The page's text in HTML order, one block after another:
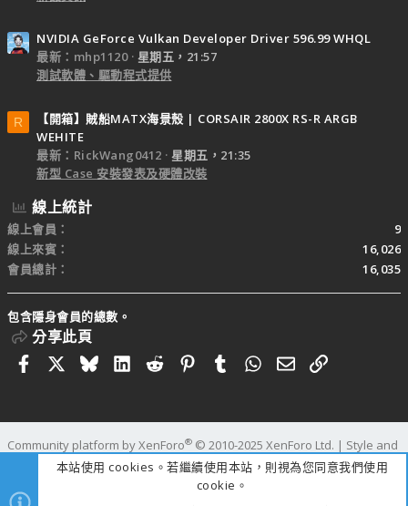
NVIDIA GeForce Vulkan Developer Driver 596.99 WHQL
最新：mhp1120
星期五，21:57
測試軟體、驅動程式提供
R
【開箱】賊船MATX海景殼 | CORSAIR 2800X RS-R ARGB
WEHITE
最新：RickWang0412
星期五，21:35
新型 Case 安裝發表及硬體改裝
線上統計
線上會員
9
線上來賓
16,026
會員總計
16,035
包含隱身會員的總數。
分享此頁
FacebookBlueskyLinkedIn
RedditPinterestTumblrWhatsApp
電子郵件
連結
Community platform by XenForo® © 2010-2025 XenForo Ltd. | Style and
add-ons by ThemeHouse
時間 1.1297s
本站使用 cookies。若繼續使用本站，則視為您同意我們使用
cookie。